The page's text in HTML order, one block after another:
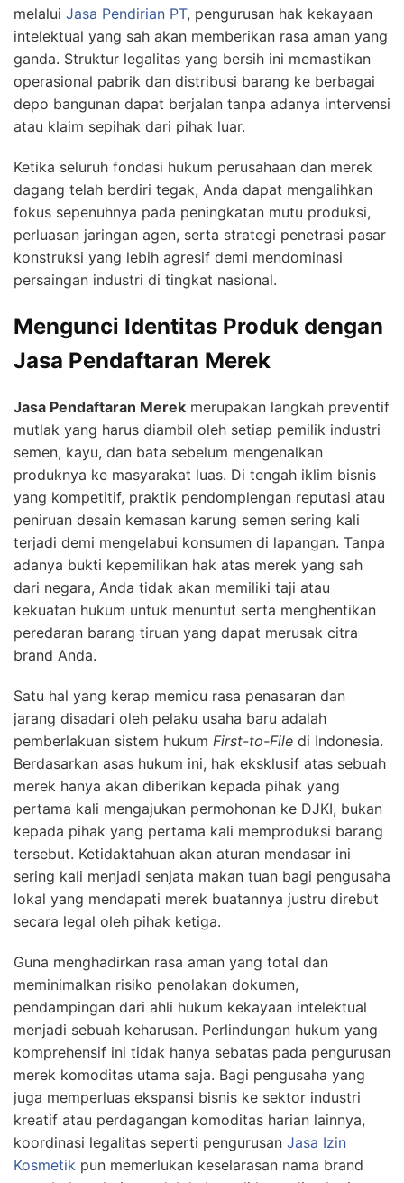
melalui Jasa Pendirian PT, pengurusan hak kekayaan
intelektual yang sah akan memberikan rasa aman yang
ganda. Struktur legalitas yang bersih ini memastikan
operasional pabrik dan distribusi barang ke berbagai
depo bangunan dapat berjalan tanpa adanya intervensi
atau klaim sepihak dari pihak luar.
Ketika seluruh fondasi hukum perusahaan dan merek
dagang telah berdiri tegak, Anda dapat mengalihkan
fokus sepenuhnya pada peningkatan mutu produksi,
perluasan jaringan agen, serta strategi penetrasi pasar
konstruksi yang lebih agresif demi mendominasi
persaingan industri di tingkat nasional.
Mengunci Identitas Produk dengan
Jasa Pendaftaran Merek
Jasa Pendaftaran Merek merupakan langkah preventif
mutlak yang harus diambil oleh setiap pemilik industri
semen, kayu, dan bata sebelum mengenalkan
produknya ke masyarakat luas. Di tengah iklim bisnis
yang kompetitif, praktik pendomplengan reputasi atau
peniruan desain kemasan karung semen sering kali
terjadi demi mengelabui konsumen di lapangan. Tanpa
adanya bukti kepemilikan hak atas merek yang sah
dari negara, Anda tidak akan memiliki taji atau
kekuatan hukum untuk menuntut serta menghentikan
peredaran barang tiruan yang dapat merusak citra
brand Anda.
Satu hal yang kerap memicu rasa penasaran dan
jarang disadari oleh pelaku usaha baru adalah
pemberlakuan sistem hukum First-to-File di Indonesia.
Berdasarkan asas hukum ini, hak eksklusif atas sebuah
merek hanya akan diberikan kepada pihak yang
pertama kali mengajukan permohonan ke DJKI, bukan
kepada pihak yang pertama kali memproduksi barang
tersebut. Ketidaktahuan akan aturan mendasar ini
sering kali menjadi senjata makan tuan bagi pengusaha
lokal yang mendapati merek buatannya justru direbut
secara legal oleh pihak ketiga.
Guna menghadirkan rasa aman yang total dan
meminimalkan risiko penolakan dokumen,
pendampingan dari ahli hukum kekayaan intelektual
menjadi sebuah keharusan. Perlindungan hukum yang
komprehensif ini tidak hanya sebatas pada pengurusan
merek komoditas utama saja. Bagi pengusaha yang
juga memperluas ekspansi bisnis ke sektor industri
kreatif atau perdagangan komoditas harian lainnya,
koordinasi legalitas seperti pengurusan Jasa Izin
Kosmetik pun memerlukan keselarasan nama brand